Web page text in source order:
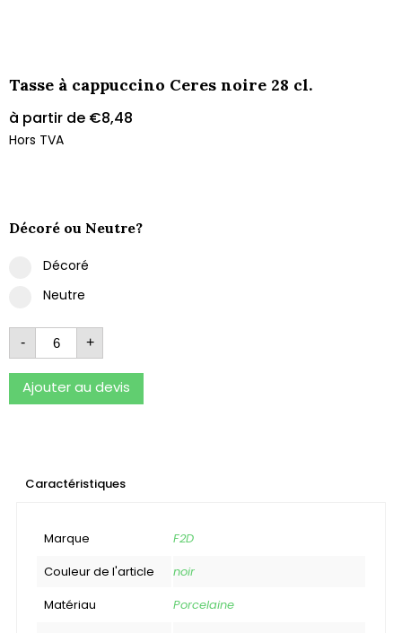
Tasse à cappuccino Ceres noire 28 cl.
à partir de €8,48
Hors TVA
Décoré ou Neutre?
Décoré
Neutre
- +
Ajouter au devis
Caractéristiques
Marque
F2D
Couleur de l'article
noir
Matériau
Porcelaine